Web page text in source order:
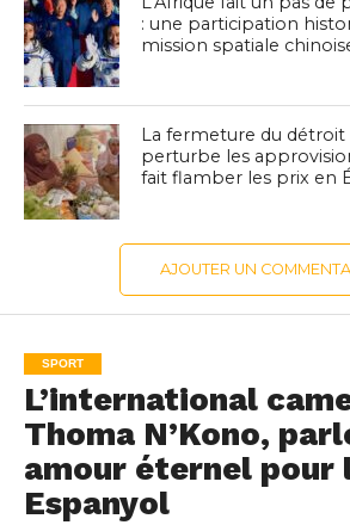
: une participation
mission spatiale
La fermeture du détroit
perturbe les
fait flamber les prix en
AJOUTER UN
SPORT
L’international
Thoma N’Kono,
amour éternel pour
Espanyol